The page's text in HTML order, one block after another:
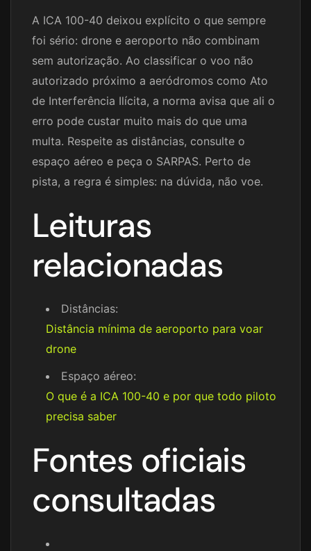
A ICA 100-40 deixou explícito o que sempre
foi sério: drone e aeroporto não combinam
sem autorização. Ao classificar o voo não
autorizado próximo a aeródromos como Ato
de Interferência Ilícita, a norma avisa que ali o
erro pode custar muito mais do que uma
multa. Respeite as distâncias, consulte o
espaço aéreo e peça o SARPAS. Perto de
pista, a regra é simples: na dúvida, não voe.
Leituras
relacionadas
Distâncias:
Distância mínima de aeroporto para voar
drone
Espaço aéreo:
O que é a ICA 100-40 e por que todo piloto
precisa saber
Fontes oficiais
consultadas